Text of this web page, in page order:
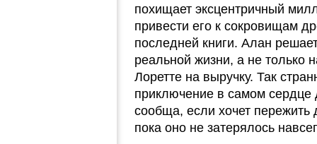
похищает эксцентричный
привести его к сокровищам
последней книги. Алан
реальной жизни, а не только
Лоретте на выручку. Так
приключение в самом сердце
сообща, если хочет пережить
пока оно не затерялось